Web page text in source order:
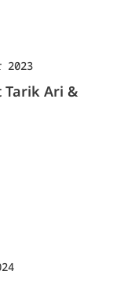
2023
Tarik Ari &